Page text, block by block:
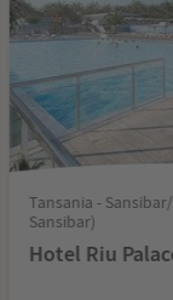
Tansania -
Sansibar)
Hotel Riu